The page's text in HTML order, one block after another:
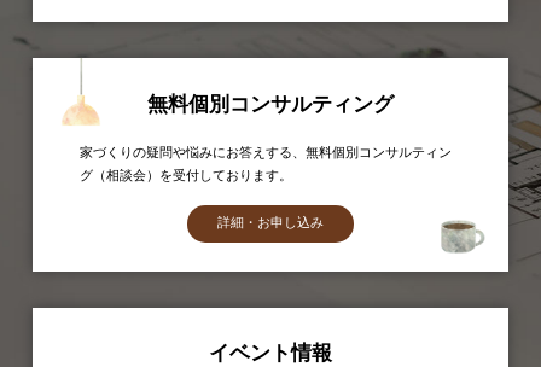
無料個別コンサルティング
家づくりの疑問や悩みにお答えする、無料個別コンサルティン
グ（相談会）を受付しております。
詳細・お申し込み
イベント情報